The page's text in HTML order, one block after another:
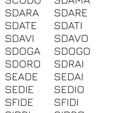
SDARA
SDARE
SDATE
SDATI
SDAVI
SDAVO
SDOGA
SDOGO
SDORO
SDRAI
SEADE
SEDAI
SEDIE
SEDIO
SFIDE
SFIDI